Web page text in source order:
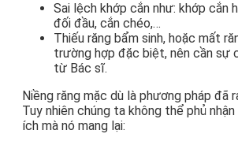
Sai lệch khớp cắn như: khớp cắn
đối đầu, cắn chéo,…
Thiếu răng bẩm sinh, hoặc mất
trường hợp đặc biệt, nên cần sự
từ Bác sĩ.
Niềng răng mặc dù là phương pháp đã
Tuy nhiên chúng ta không thể phủ
ích mà nó mang lại: